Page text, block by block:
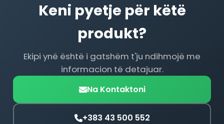
Keni pyetje për këtë
produkt?
Ekipi ynë është i gatshëm t'ju ndihmojë me
informacion të detajuar.
Na Kontaktoni
+383 43 500 552